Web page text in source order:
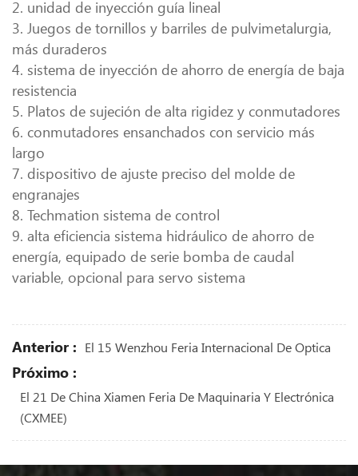
2. unidad de inyección guía lineal
3. Juegos de tornillos y barriles de pulvimetalurgia,
más duraderos
4. sistema de inyección de ahorro de energía de baja
resistencia
5. Platos de sujeción de alta rigidez y conmutadores
6. conmutadores ensanchados con servicio más
largo
7. dispositivo de ajuste preciso del molde de
engranajes
8. Techmation sistema de control
9. alta eficiencia sistema hidráulico de ahorro de
energía, equipado de serie bomba de caudal
variable, opcional para servo sistema
Anterior : El 15 Wenzhou Feria Internacional De Optica
Próximo :
El 21 De China Xiamen Feria De Maquinaria Y Electrónica
(CXMEE)